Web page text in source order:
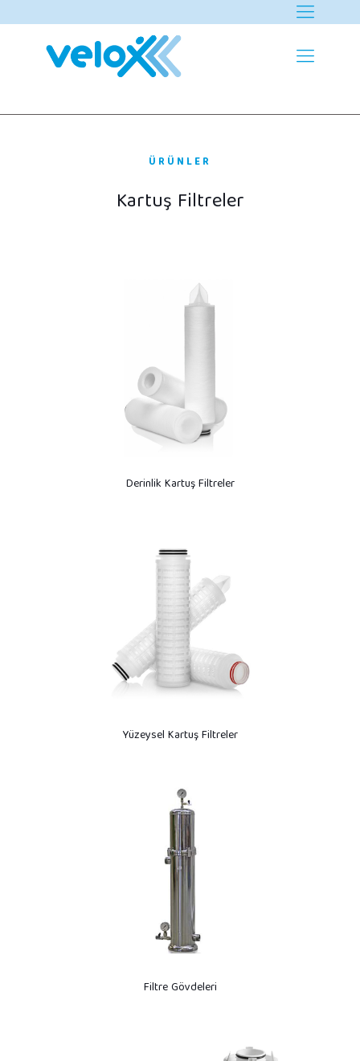
ÜRÜNLER
Kartuş Filtreler
Derinlik Kartuş Filtreler
Yüzeysel Kartuş Filtreler
Filtre Gövdeleri